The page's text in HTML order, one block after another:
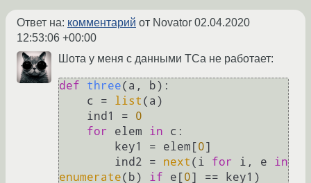
Ответ на: комментарий от Novator 02.04.2020
12:53:06 +00:00
Шота у меня c данными ТСа не работает:
def three( a, b):
    c =
list (a)
    ind1 =
0
for
elem in c:
        key1 = elem[
0]
        ind2 =
next (i for i, e in
enumerate(b) if e[0] == key1)